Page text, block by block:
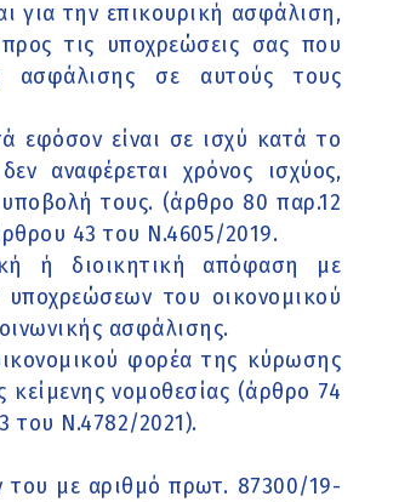
για την επικουρική ασφάλιση,
τις υποχρεώσεις σας που
ασφάλισης σε αυτούς τους
εφόσον είναι σε ισχύ κατά το
αναφέρεται χρόνος ισχύος,
τους. (άρθρο 80 παρ.12
43 του Ν.4605/2019.
ή διοικητική απόφαση με
του οικονομικού
ασφάλισης.
φορέα της κύρωσης
κείμενης νομοθεσίας (άρθρο 74
του Ν.4782/2021).
με αριθμό πρωτ. 87300/19-